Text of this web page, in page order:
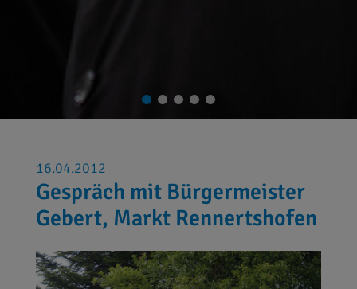
16.04.2012
Gespräch mit Bürgermeister
Gebert, Markt Rennertshofen